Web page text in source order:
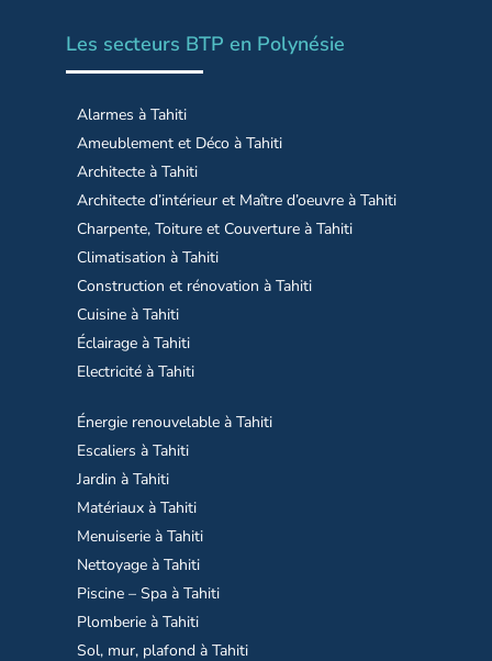
Les secteurs BTP en Polynésie
Alarmes à Tahiti
Ameublement et Déco à Tahiti
Architecte à Tahiti
Architecte d’intérieur et Maître d’oeuvre à Tahiti
Charpente, Toiture et Couverture à Tahiti
Climatisation à Tahiti
Construction et rénovation à Tahiti
Cuisine à Tahiti
Éclairage à Tahiti
Electricité à Tahiti
Énergie renouvelable à Tahiti
Escaliers à Tahiti
Jardin à Tahiti
Matériaux à Tahiti
Menuiserie à Tahiti
Nettoyage à Tahiti
Piscine – Spa à Tahiti
Plomberie à Tahiti
Sol, mur, plafond à Tahiti